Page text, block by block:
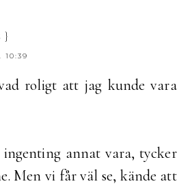
}
10:39
roligt att jag kunde vara
annat vara, tycker
Men vi får väl se, kände att